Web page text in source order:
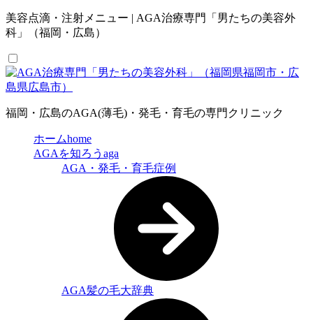
美容点滴・注射メニュー | AGA治療専門「男たちの美容外
科」（福岡・広島）
福岡・広島のAGA(薄毛)・発毛・育毛の専門クリニック
ホームhome
AGAを知ろう aga
AGA・発毛・育毛症例
AGA髪の毛大辞典